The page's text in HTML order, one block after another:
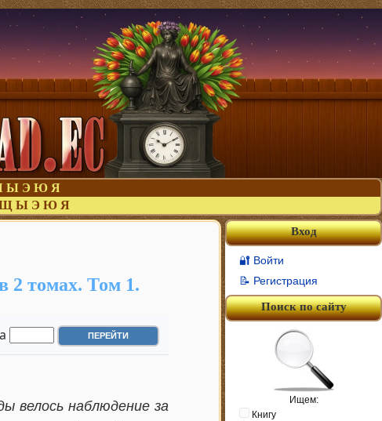
Ы Э Ю Я
Ы Э Ю Я
2 томах. Том 1.
велось наблюдение за
Вход
🔐 Войти
📝 Регистрация
Поиск по сайту
Ищем:
Книгу